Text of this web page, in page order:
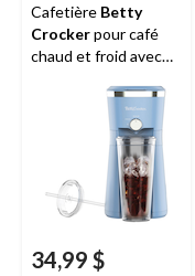
Cafetière Betty
Crockerpour café
chaud et froid avec
de 20 oz et sélecteur
d'intensité d'infusion,
34,99 $